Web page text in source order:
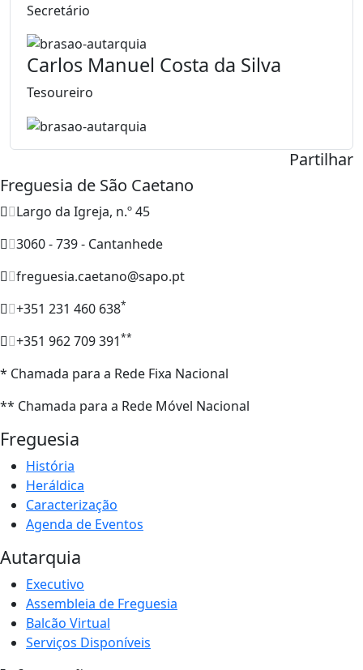
Secretário
Carlos Manuel Costa da Silva
Tesoureiro
Partilhar
Freguesia de São Caetano
Largo da Igreja, n.º 45
3060 - 739 - Cantanhede
freguesia.caetano@sapo.pt
+351 231 460 638*
+351 962 709 391**
* Chamada para a Rede Fixa Nacional
** Chamada para a Rede Móvel Nacional
Freguesia
História
Heráldica
Caracterização
Agenda de Eventos
Autarquia
Executivo
Assembleia de Freguesia
Balcão Virtual
Serviços Disponíveis